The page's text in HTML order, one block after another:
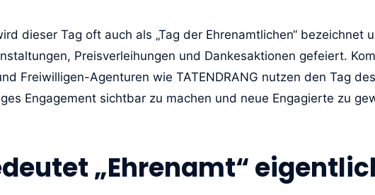
dieser Tag oft auch als „Tag der Ehrenamtlichen“ bezeichnet
Preisverleihungen und Dankesaktionen gefeiert.
Freiwilligen-Agenturen wie TATENDRANG nutzen den Tag
Engagement sichtbar zu machen und neue Engagierte zu
„Ehrenamt“